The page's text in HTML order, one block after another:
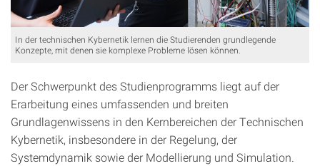
In der technischen Kybernetik lernen die Studierenden grundlegende
Konzepte, mit denen sie komplexe Probleme lösen können.
Der Schwerpunkt des Studienprogramms liegt auf der
Erarbeitung eines umfassenden und breiten
Grundlagenwissens in den Kernbereichen der Technischen
Kybernetik, insbesondere in der Regelung, der
Systemdynamik sowie der Modellierung und Simulation.